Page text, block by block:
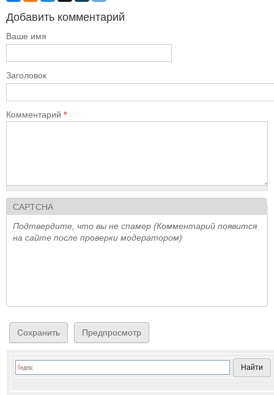
Добавить комментарий
Ваше имя
Заголовок
Комментарий *
CAPTCHA
Подтвердите, что вы не спамер (Комментарий появится
на сайте после проверки модератором)